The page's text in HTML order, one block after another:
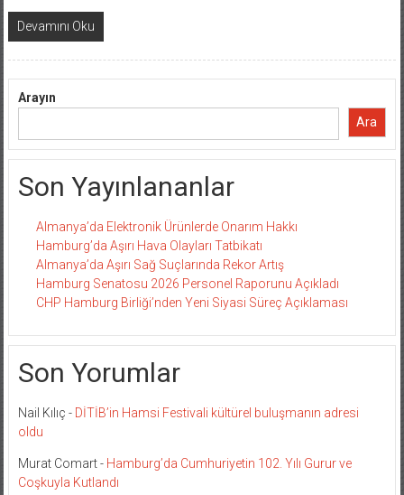
Devamını Oku
Arayın
Ara
Son Yayınlananlar
Almanya’da Elektronik Ürünlerde Onarım Hakkı
Hamburg’da Aşırı Hava Olayları Tatbikatı
Almanya’da Aşırı Sağ Suçlarında Rekor Artış
Hamburg Senatosu 2026 Personel Raporunu Açıkladı
CHP Hamburg Birliği’nden Yeni Siyasi Süreç Açıklaması
Son Yorumlar
Nail Kılıç - DİTİB’in Hamsi Festivali kültürel buluşmanın adresi
oldu
Murat Comart- Hamburg’da Cumhuriyetin 102. Yılı Gurur ve
Coşkuyla Kutlandı